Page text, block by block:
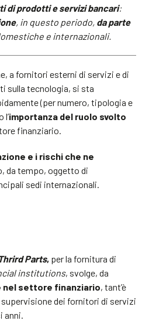
di prodotti e servizi bancari:
, in questo periodo, da parte
e internazionali.
a fornitori esterni di servizi e di
sulla tecnologia, si sta
(per numero, tipologia e
l’importanza del ruolo svolto
finanziario.
e i rischi che ne
da tempo, oggetto di
sedi internazionali.
Thrird Parts, per la fornitura di
institutions, svolge, da
nel settore finanziario, tant’è
dei fornitori di servizi
anni.